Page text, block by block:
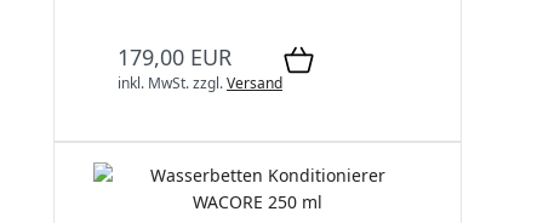
179,00 EUR
inkl. MwSt.zzgl.Versand